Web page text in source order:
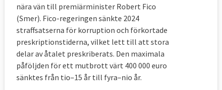
nära vän till premiärminister Robert Fico
(Smer). Fico-regeringen sänkte 2024
straffsatserna för korruption och förkortade
preskriptionstiderna, vilket lett till att stora
delar av åtalet preskriberats. Den maximala
påföljden för ett mutbrott värt 400 000 euro
sänktes från tio–15 år till fyra–nio år.